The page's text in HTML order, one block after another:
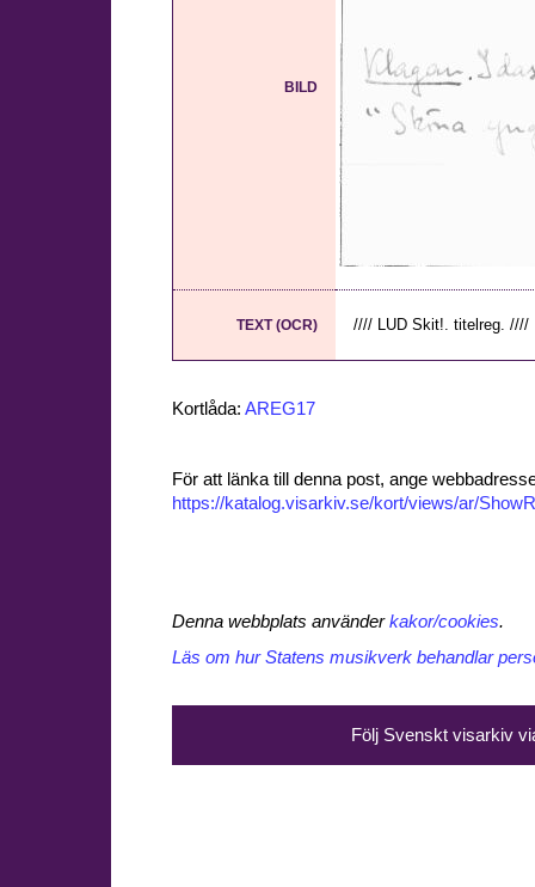
BILD
TEXT (OCR) //// LUD Skit!. titelreg.
Kortlåda: AREG17
För att länka till denna post, ange
https://katalog.visarkiv.se/kort/views/ar/
Denna webbplats använderkakor/cookies.
Läs om hur Statens musikverk behandlar
Följ Svenskt visarkiv